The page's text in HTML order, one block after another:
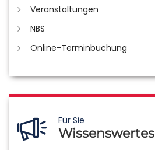
Veranstaltungen
NBS
Online-Terminbuchung
Für Sie
Wissenswertes